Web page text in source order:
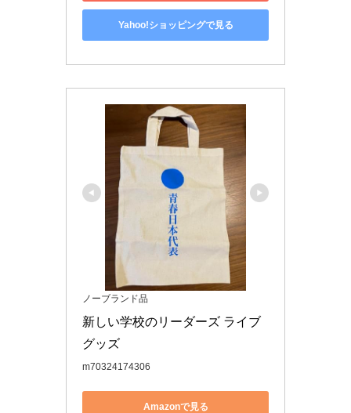
Yahoo!ショッピングで見る
ノーブランド品
新しい学校のリーダーズ ライブ
グッズ
m70324174306
Amazonで見る